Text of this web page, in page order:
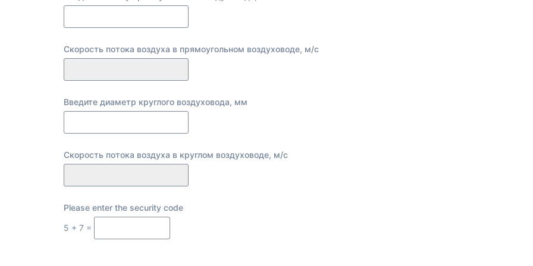
Скорость потока воздуха в прямоугольном воздуховоде, м/с
Введите диаметр круглого воздуховода, мм
Скорость потока воздуха в круглом воздуховоде, м/с
Please enter the security code
5 + 7 =